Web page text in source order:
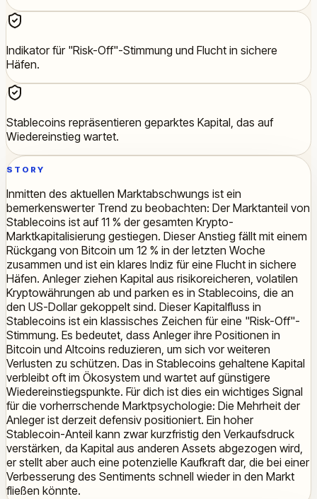
Indikator für "Risk-Off"-Stimmung und Flucht in sichere
Häfen.
Stablecoins repräsentieren geparktes Kapital, das auf
Wiedereinstieg wartet.
STORY
Inmitten des aktuellen Marktabschwungs ist ein
bemerkenswerter Trend zu beobachten: Der Marktanteil von
Stablecoins ist auf 11 % der gesamten Krypto-
Marktkapitalisierung gestiegen. Dieser Anstieg fällt mit einem
Rückgang von Bitcoin um 12 % in der letzten Woche
zusammen und ist ein klares Indiz für eine Flucht in sichere
Häfen. Anleger ziehen Kapital aus risikoreicheren, volatilen
Kryptowährungen ab und parken es in Stablecoins, die an
den US-Dollar gekoppelt sind. Dieser Kapitalfluss in
Stablecoins ist ein klassisches Zeichen für eine "Risk-Off"-
Stimmung. Es bedeutet, dass Anleger ihre Positionen in
Bitcoin und Altcoins reduzieren, um sich vor weiteren
Verlusten zu schützen. Das in Stablecoins gehaltene Kapital
verbleibt oft im Ökosystem und wartet auf günstigere
Wiedereinstiegspunkte. Für dich ist dies ein wichtiges Signal
für die vorherrschende Marktpsychologie: Die Mehrheit der
Anleger ist derzeit defensiv positioniert. Ein hoher
Stablecoin-Anteil kann zwar kurzfristig den Verkaufsdruck
verstärken, da Kapital aus anderen Assets abgezogen wird,
er stellt aber auch eine potenzielle Kaufkraft dar, die bei einer
Verbesserung des Sentiments schnell wieder in den Markt
fließen könnte.